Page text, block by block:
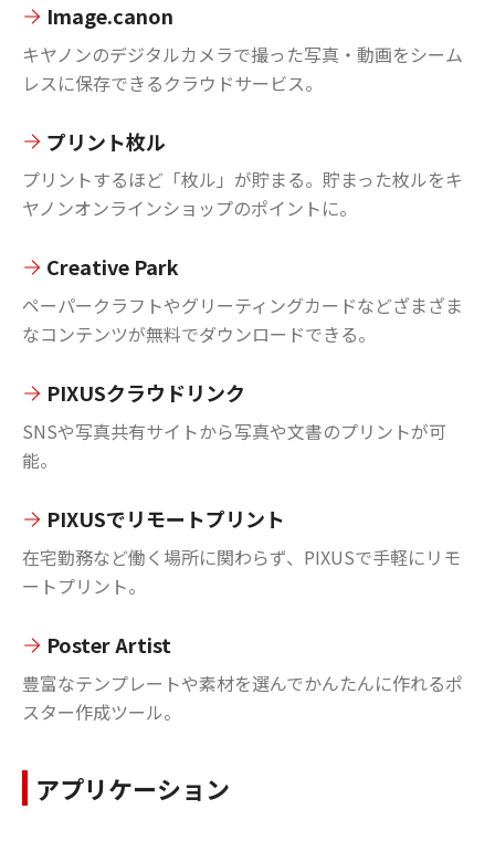
Image.canon
キヤノンのデジタルカメラで撮った写真・動画をシーム
レスに保存できるクラウドサービス。
プリント枚ル
プリントするほど「枚ル」が貯まる。貯まった枚ルをキ
ヤノンオンラインショップのポイントに。
Creative Park
ペーパークラフトやグリーティングカードなどざまざま
なコンテンツが無料でダウンロードできる。
PIXUSクラウドリンク
SNSや写真共有サイトから写真や文書のプリントが可
能。
PIXUSでリモートプリント
在宅勤務など働く場所に関わらず、PIXUSで手軽にリモ
ートプリント。
Poster Artist
豊富なテンプレートや素材を選んでかんたんに作れるポ
スター作成ツール。
アプリケーション